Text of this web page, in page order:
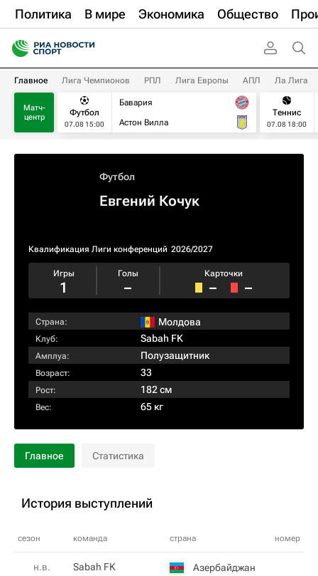
Политика В мире Экономика Общество
Главное Лига Чемпионов РПЛ Лига Европы АПЛ Ла Лига
Матч-
центр
Футбол
07.08 15:00
Бавария
Астон Вилла
Теннис
07.08 18:00
Футбол
Евгений Кочук
Квалификация Лиги конференций 2026/2027
Игры
1
Голы
–
Карточки
– –
Страна: Молдова
Клуб: Sabah FK
Амплуа: Полузащитник
Возраст: 33
Рост: 182 см
Вес: 65 кг
Главное Статистика
История выступлений
сезон команда страна номер
н.в. Sabah FK Азербайджан